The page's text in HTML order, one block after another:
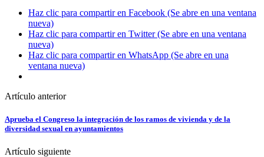
Haz clic para compartir en Facebook (Se abre en una ventana
nueva)
Haz clic para compartir en Twitter (Se abre en una ventana
nueva)
Haz clic para compartir en WhatsApp (Se abre en una
ventana nueva)
Artículo anterior
Aprueba el Congreso la integración de los ramos de vivienda y de la
diversidad sexual en ayuntamientos
Artículo siguiente